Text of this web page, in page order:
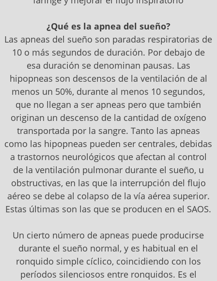
¿Qué es la apnea del sueño?
Las apneas del sueño son paradas respiratorias de
10 o más segundos de duración. Por debajo de
esa duración se denominan pausas. Las
hipopneas son descensos de la ventilación de al
menos un 50%, durante al menos 10 segundos,
que no llegan a ser apneas pero que también
originan un descenso de la cantidad de oxígeno
transportada por la sangre. Tanto las apneas
como las hipopneas pueden ser centrales, debidas
a trastornos neurológicos que afectan al control
de la ventilación pulmonar durante el sueño, u
obstructivas, en las que la interrupción del flujo
aéreo se debe al colapso de la vía aérea superior.
Estas últimas son las que se producen en el SAOS.
Un cierto número de apneas puede producirse
durante el sueño normal, y es habitual en el
ronquido simple cíclico, coincidiendo con los
períodos silenciosos entre ronquidos. Es el